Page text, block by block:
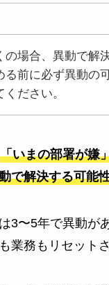
の場合、異動で解
る前に必ず異動の
ください。
「いまの部署が嫌
で解決する可能
3〜5年で異動が
業務もリセットさ